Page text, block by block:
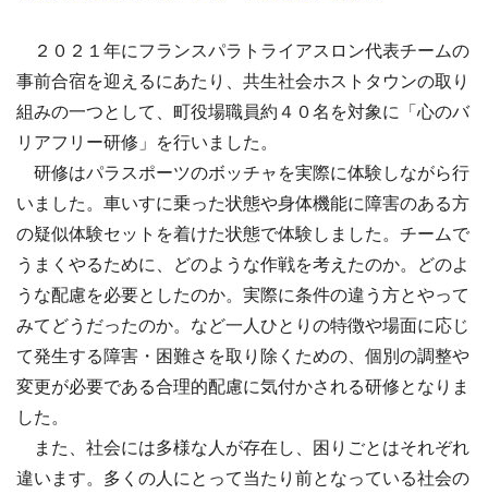
２０２１年にフランスパラトライアスロン代表チームの
事前合宿を迎えるにあたり、共生社会ホストタウンの取り
組みの一つとして、町役場職員約４０名を対象に「心のバ
リアフリー研修」を行いました。
研修はパラスポーツのボッチャを実際に体験しながら行
いました。車いすに乗った状態や身体機能に障害のある方
の疑似体験セットを着けた状態で体験しました。チームで
うまくやるために、どのような作戦を考えたのか。どのよ
うな配慮を必要としたのか。実際に条件の違う方とやって
みてどうだったのか。など一人ひとりの特徴や場面に応じ
て発生する障害・困難さを取り除くための、個別の調整や
変更が必要である合理的配慮に気付かされる研修となりま
した。
また、社会には多様な人が存在し、困りごとはそれぞれ
違います。多くの人にとって当たり前となっている社会の